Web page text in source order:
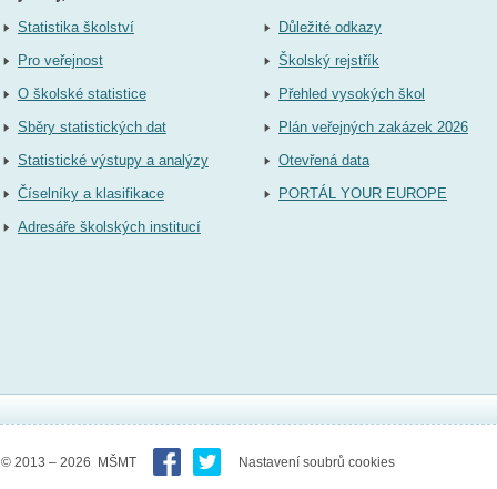
Statistika školství
Pro veřejnost
O školské statistice
Sběry statistických dat
Statistické výstupy a analýzy
Číselníky a klasifikace
Adresáře školských institucí
Důležité odkazy
Školský rejstřík
Přehled vysokých škol
Plán veřejných zakázek 2026
Otevřená data
PORTÁL YOUR EUROPE
© 2013 – 2026 MŠMT Nastavení soubrů cookies